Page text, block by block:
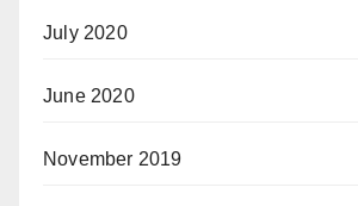
July 2020
June 2020
November 2019